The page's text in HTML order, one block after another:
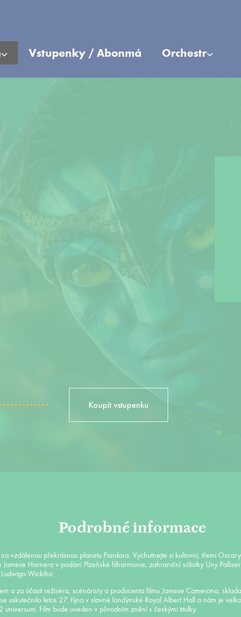
Vstupenky / Abonmá Orchestr
Koupit vstupenku
Podrobné informace
vzdálenou překrásnou planetu Pandora. Vychutnejte si kultovní, třemi
Hornera v podání Plzeňské filharmonie, zahraniční sólistky Uny
Wickiho.
a za účasti režiséra, scénáristy a producenta filmu Jamese Camerona,
uskutečnilo letos 27. října v slavné londýnské Royal Albert Hall a nám je
Film bude uveden v původním znění s českými titulky.